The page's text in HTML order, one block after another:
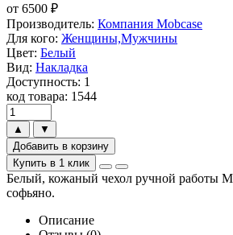
от 6500 ₽
Производитель: Компания Mobcase
Для кого: Женщины,Мужчины
Цвет: Белый
Вид: Накладка
Доступность: 1
код товара: 1544
▲
▼
Добавить в корзину
Купить в 1 клик
Белый, кожаный чехол ручной работы
софьяно.
Описание